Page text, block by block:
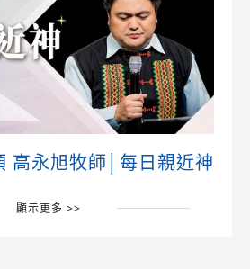
高永旭牧師│每日親近神
顯示更多 >>